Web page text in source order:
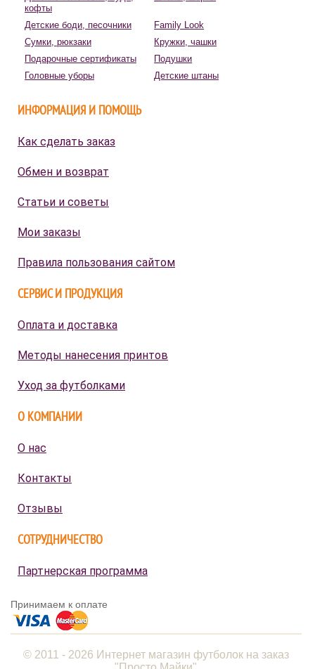
кофты
Детские боди, песочники
Family Look
Сумки, рюкзаки
Кружки, чашки
Подарочные сертификаты
Подушки
Головные уборы
Детские штаны
ИНФОРМАЦИЯ И ПОМОЩЬ
Как сделать заказ
Обмен и возврат
Статьи и советы
Мои заказы
Правила пользования сайтом
СЕРВИС И ПРОДУКЦИЯ
Оплата и доставка
Методы нанесения принтов
Уход за футболками
О КОМПАНИИ
О нас
Контакты
Отзывы
СОТРУДНИЧЕСТВО
Партнерская программа
Принимаем к оплате
© 2011 - 2026 Интернет магазин футболок на заказ